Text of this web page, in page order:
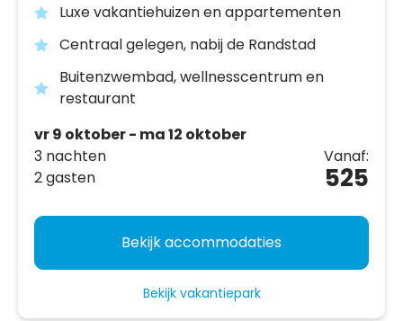
Luxe vakantiehuizen en appartementen
Centraal gelegen, nabij de Randstad
Buitenzwembad, wellnesscentrum en
restaurant
vr 9 oktober - ma 12 oktober
3 nachten
2 gasten
Vanaf:
525
Bekijk accommodaties
Bekijk vakantiepark